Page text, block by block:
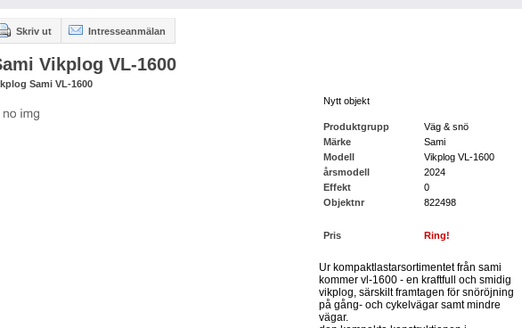
Skriv ut Intresseanmälan
Vikplog VL-1600
Sami VL-1600
Nytt objekt
Produktgrupp
Väg & snö
Märke
Sami
Modell
Vikplog VL-1600
årsmodell
2024
Effekt
0
Objektnr
822498
Pris Ring!
Ur kompaktlastarsortimentet från sami
kommer vl-1600 - en kraftfull och smidig
vikplog, särskilt framtagen för snöröjning
på gång- och cykelvägar samt mindre
vägar.